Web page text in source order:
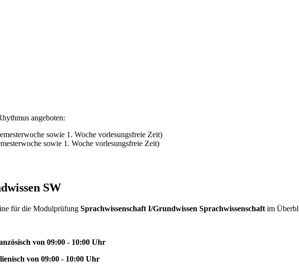
angeboten:
sowie 1. Woche vorlesungsfreie Zeit)
sowie 1. Woche vorlesungsfreie Zeit)
SW
für die Modulprüfung Sprachwissenschaft I/Grundwissen Sprachwissenschaft im
von 09:00 - 10:00 Uhr
von 09:00 - 10:00 Uhr